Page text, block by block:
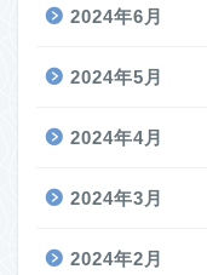
2024年6月
2024年5月
2024年4月
2024年3月
2024年2月